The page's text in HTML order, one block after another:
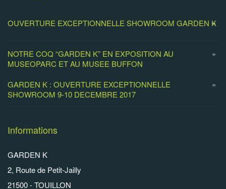
OUVERTURE EXCEPTIONNELLE SHOWROOM GARDEN K
NOTRE COQ “GARDEN K” EN EXPOSITION AU
MUSEOPARC ET AU MUSEE BUFFON
GARDEN K : OUVERTURE EXCEPTIONNELLE
SHOWROOM 9-10 DECEMBRE 2017
Informations
GARDEN K
2, Route de Petit-Jailly
21500 - TOUILLON